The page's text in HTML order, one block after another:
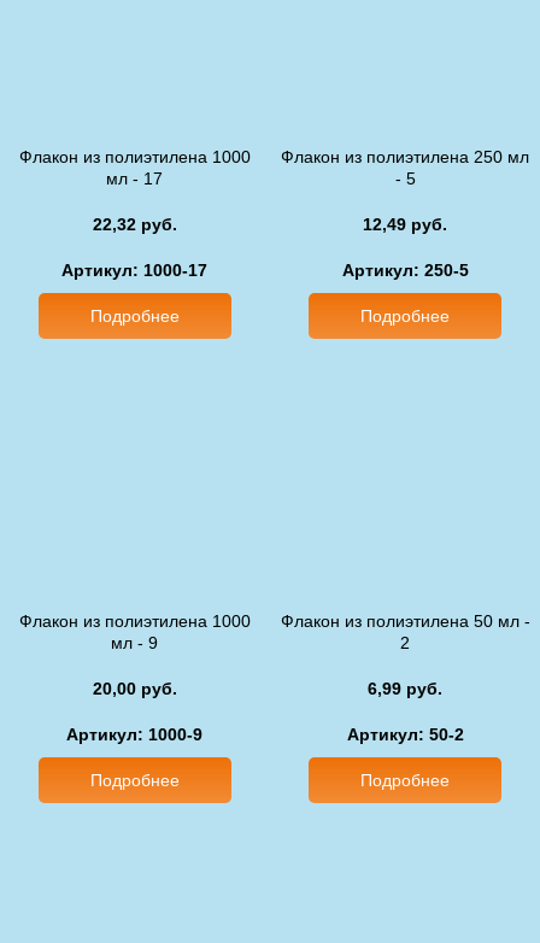
Флакон из полиэтилена 1000
мл - 17
22,32 руб.
Артикул: 1000-17
Подробнее
Флакон из полиэтилена 250 мл
- 5
12,49 руб.
Артикул: 250-5
Подробнее
Флакон из полиэтилена 1000
мл - 9
20,00 руб.
Артикул: 1000-9
Подробнее
Флакон из полиэтилена 50 мл -
2
6,99 руб.
Артикул: 50-2
Подробнее